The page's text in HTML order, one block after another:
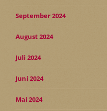
September 2024
August 2024
Juli 2024
Juni 2024
Mai 2024